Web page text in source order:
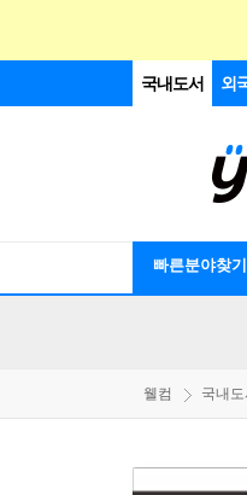
국내도서 외
빠른분야찾기
웰컴 국내도